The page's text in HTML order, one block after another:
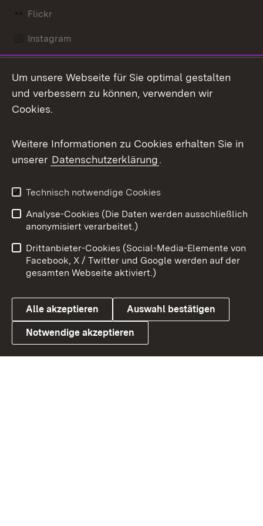
Flickr
Instagram
Mastodon
Messenger
Social Wall
X / Twitter
Youtube
Link zum Landesportal
Benutzungshinweise
Barrierefreiheit
Datenschutz
Cookies
Um unsere Webseite für Sie optimal gestalten
und verbessern zu können, verwenden wir
Cookies.
Weitere Informationen zu Cookies erhalten Sie in
unserer Datenschutzerklärung.
Technisch notwendige Cookies
Analyse-Cookies (Die Daten werden ausschließlich
anonymisiert verarbeitet.)
Drittanbieter-Cookies (Social-Media-Elemente von
Facebook, X / Twitter und Google werden auf der
gesamten Webseite aktiviert.)
Alle akzeptieren Auswahl bestätigen
Notwendige akzeptieren